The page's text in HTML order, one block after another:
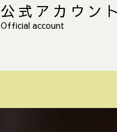
公式アカウン
Official account